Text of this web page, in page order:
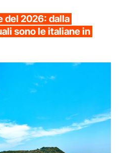
del 2026: dalla
sono le italiane in